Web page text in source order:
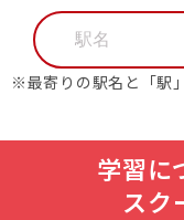
※最寄りの駅名と「駅
学習に
スク